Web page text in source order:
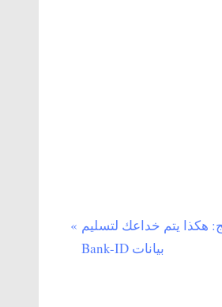
هكذا يتم خداعك لتسليم
بيانات Bank-ID